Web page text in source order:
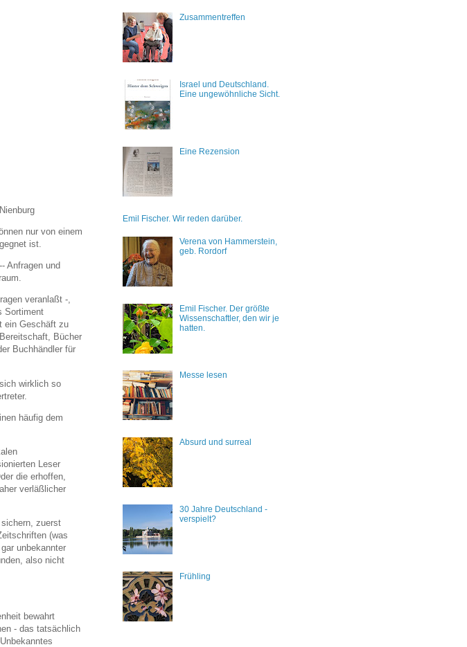
nur von einem
ist.
Anfragen und
veranlaßt -,
Sortiment
ein Geschäft zu
Bücher
Buchhändler für
wirklich so
häufig dem
Leser
die erhoffen,
verläßlicher
zuerst
(was
unbekannter
also nicht
bewahrt
- das tatsächlich
Zusammentreffen
Israel und Deutschland.
Eine ungewöhnliche Sicht.
Eine Rezension
Emil Fischer. Wir reden darüber.
Verena von Hammerstein,
geb. Rordorf
Emil Fischer. Der größte
Wissenschaftler, den wir je
hatten.
Messe lesen
Absurd und surreal
30 Jahre Deutschland -
verspielt?
Frühling